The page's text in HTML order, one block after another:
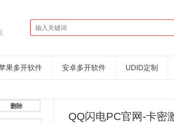
果多开软件 安卓多开软件 UDID定制
QQ闪电PC官网-卡密